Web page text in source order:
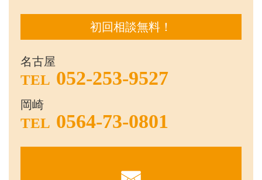
初回相談無料！
名古屋
TEL 052-253-9527
岡崎
TEL 0564-73-0801